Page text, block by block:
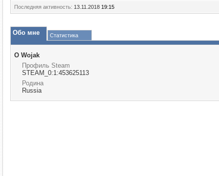
Последняя активность: 13.11.2018 19:15
Обо мне Статистика
О Wojak
Профиль Steam
STEAM_0:1:453625113
Родина
Russia